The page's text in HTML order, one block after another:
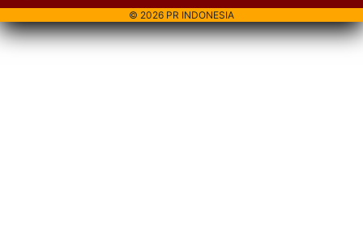
© 2026 PR INDONESIA